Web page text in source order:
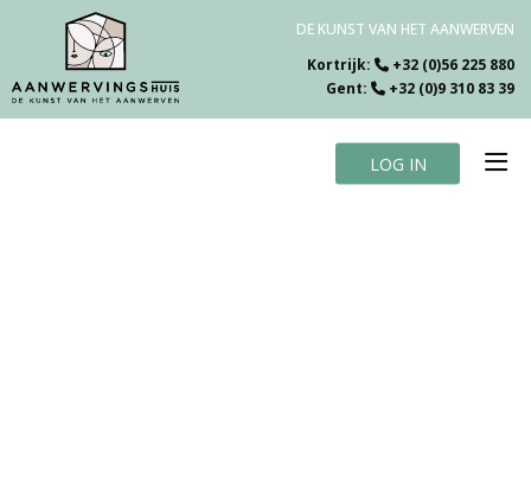
DE KUNST VAN HET AANWERVEN
Kortrijk:
+32 (0)56 225 880
Gent:
+32 (0)9 310 83 39
LOG IN